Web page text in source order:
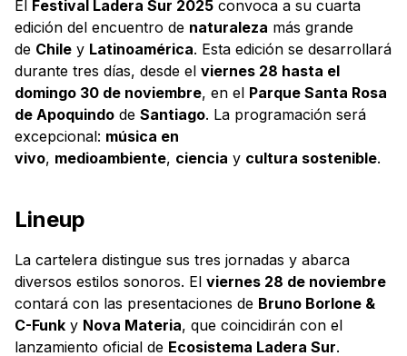
El Festival Ladera Sur 2025 convoca a su cuarta
edición del encuentro de naturaleza más grande
de Chile y Latinoamérica. Esta edición se desarrollará
durante tres días, desde el viernes 28 hasta el
domingo 30 de noviembre, en el Parque Santa Rosa
de Apoquindo de Santiago. La programación será
excepcional: música en
vivo, medioambiente, ciencia y cultura sostenible.
Lineup
La cartelera distingue sus tres jornadas y abarca
diversos estilos sonoros. El viernes 28 de noviembre
contará con las presentaciones de Bruno Borlone &
C-Funk y Nova Materia, que coincidirán con el
lanzamiento oficial de Ecosistema Ladera Sur.